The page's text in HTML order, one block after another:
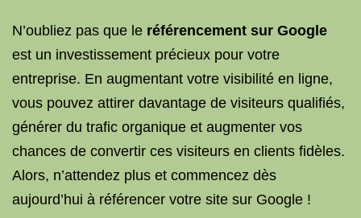
N’oubliez pas que le référencement sur Google
est un investissement précieux pour votre
entreprise. En augmentant votre visibilité en ligne,
vous pouvez attirer davantage de visiteurs qualifiés,
générer du trafic organique et augmenter vos
chances de convertir ces visiteurs en clients fidèles.
Alors, n’attendez plus et commencez dès
aujourd’hui à référencer votre site sur Google !